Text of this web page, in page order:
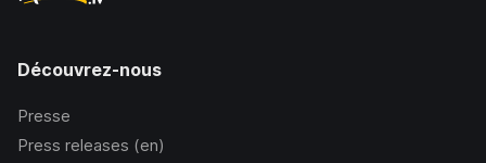
Découvrez-nous
Presse
Press releases (en)